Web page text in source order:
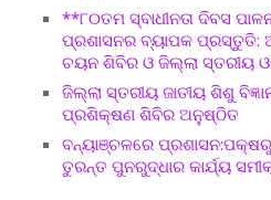
**୮୦ତମ ସ୍ବାଧୀନତା ଦିବସ
ପ୍ରଶାସନର ବ୍ୟାପକ ପ୍ରସ୍ତୁତି:
ଚୟନ ଶିବିର ଓ ଜିଲ୍ଲା ସ୍ତରୀୟ
ଜିଲ୍ଲା ସ୍ତରୀୟ ଜାତୀୟ ଶିଶୁ
ପ୍ରଶିକ୍ଷଣ ଶିବିର ଅନୁଷ୍ଠିତ
ବନ୍ୟାଞ୍ଚଳରେ
ତୁରନ୍ତ ପୁନରୁଦ୍ଧାର କାର୍ଯ୍ୟ